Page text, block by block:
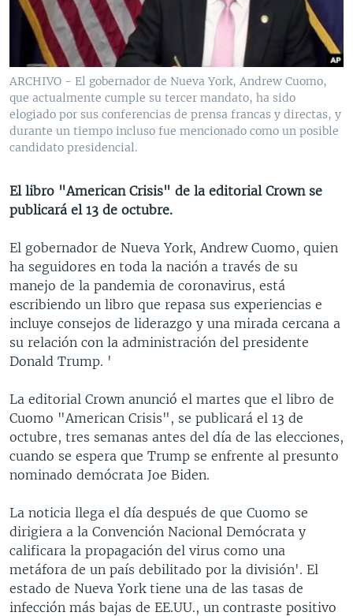
VENEZUELA
BRASIL
NICARAGUA
ECONOMÍA
ENTRETENIMIENTO Y CULTURA
TECNOLOGÍA
DEPORTES
CIENCIA Y SALUD
MULTIMEDIA
VIDEOS
FOTOGRAFÍA
AUDIOS
PROGRAMAS TV
EL MUNDO AL DÍA
FORO INTERAMERICANO
VISIÓN 360
LAS CLAVES
PANORAMA
RADIO
AVANCE INFORMATIVO
AUDIONOTICIAS
BUENOS DÍAS AMÉRICA
ESTADOS UNIDOS AL DÍA
EL MUNDO AL DÍA [RADIO]
FORO [RADIO]
DEPORTIVO INTERNACIONAL
NOTA ECONÓMICA
ENTRETENIMIENTO
DIRECT
DOCUMENTALES DE LA VOA
SÍGANOS
Idiomas
ARCHIVO - El gobernador de Nueva York, Andrew Cuomo,
que actualmente cumple su tercer mandato, ha sido
elogiado por sus conferencias de prensa francas y directas, y
durante un tiempo incluso fue mencionado como un posible
candidato presidencial.
El libro "American Crisis" de la editorial Crown se
publicará el 13 de octubre.
El gobernador de Nueva York, Andrew Cuomo, quien
ha seguidores en toda la nación a través de su
manejo de la pandemia de coronavirus, está
escribiendo un libro que repasa sus experiencias e
incluye consejos de liderazgo y una mirada cercana a
su relación con la administración del presidente
Donald Trump. '
La editorial Crown anunció el martes que el libro de
Cuomo "American Crisis", se publicará el 13 de
octubre, tres semanas antes del día de las elecciones,
cuando se espera que Trump se enfrente al presunto
nominado demócrata Joe Biden.
La noticia llega el día después de que Cuomo se
dirigiera a la Convención Nacional Demócrata y
calificara la propagación del virus como una
metáfora de un país debilitado por la división'. El
estado de Nueva York tiene una de las tasas de
infección más bajas de EE.UU., un contraste positivo